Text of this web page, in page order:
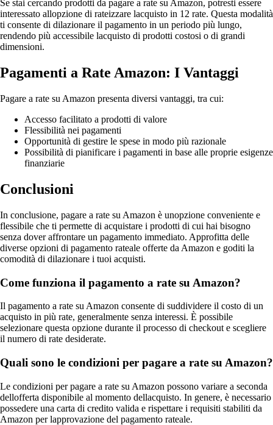
Se stai cercando prodotti da pagare a rate su Amazon, potresti essere
interessato allopzione di rateizzare lacquisto in 12 rate. Questa modalità
ti consente di dilazionare il pagamento in un periodo più lungo,
rendendo più accessibile lacquisto di prodotti costosi o di grandi
dimensioni.
Pagamenti a Rate Amazon: I Vantaggi
Pagare a rate su Amazon presenta diversi vantaggi, tra cui:
Accesso facilitato a prodotti di valore
Flessibilità nei pagamenti
Opportunità di gestire le spese in modo più razionale
Possibilità di pianificare i pagamenti in base alle proprie esigenze
finanziarie
Conclusioni
In conclusione, pagare a rate su Amazon è unopzione conveniente e
flessibile che ti permette di acquistare i prodotti di cui hai bisogno
senza dover affrontare un pagamento immediato. Approfitta delle
diverse opzioni di pagamento rateale offerte da Amazon e goditi la
comodità di dilazionare i tuoi acquisti.
Come funziona il pagamento a rate su Amazon?
Il pagamento a rate su Amazon consente di suddividere il costo di un
acquisto in più rate, generalmente senza interessi. È possibile
selezionare questa opzione durante il processo di checkout e scegliere
il numero di rate desiderate.
Quali sono le condizioni per pagare a rate su Amazon?
Le condizioni per pagare a rate su Amazon possono variare a seconda
dellofferta disponibile al momento dellacquisto. In genere, è necessario
possedere una carta di credito valida e rispettare i requisiti stabiliti da
Amazon per lapprovazione del pagamento rateale.